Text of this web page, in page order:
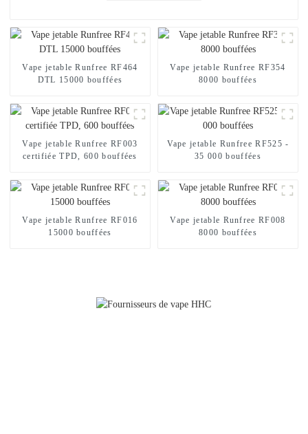
Vape jetable Runfree RF464
DTL 15000 bouffées
Vape jetable Runfree RF354
8000 bouffées
Vape jetable Runfree RF003
certifiée TPD, 600 bouffées
Vape jetable Runfree RF525 -
35 000 bouffées
Vape jetable Runfree RF016
15000 bouffées
Vape jetable Runfree RF008
8000 bouffées